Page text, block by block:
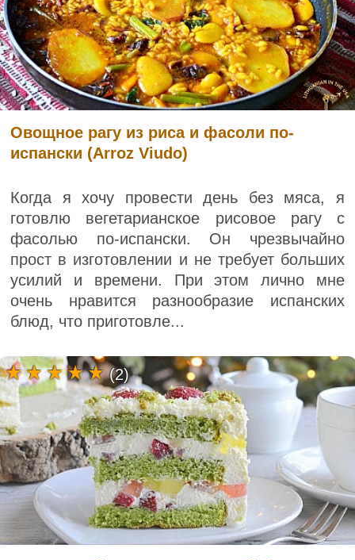
Овощное рагу из риса и фасоли по-
испански (Arroz Viudo)
Когда я хочу провести день без мяса, я
готовлю вегетарианское рисовое рагу с
фасолью по-испански. Он чрезвычайно
прост в изготовлении и не требует больших
усилий и времени. При этом лично мне
очень нравится разнообразие испанских
блюд, что приготовле...
(2)